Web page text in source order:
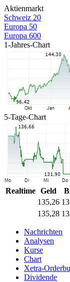
Aktienmarkt
Schweiz 20
Europa 50
Europa 600
1-Jahres-Chart
5-Tage-Chart
Realtime Geld
135,26
135,28
Nachrichten
Analysen
Kurse
Chart
Xetra-
Dividende